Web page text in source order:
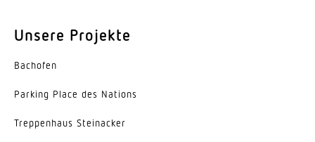
5 s – 15 Min.
Konstantlichtregelung
Nein
Unsere Projekte
Bachofen
Parking Place des Nations
Trep­penhaus Steinacker